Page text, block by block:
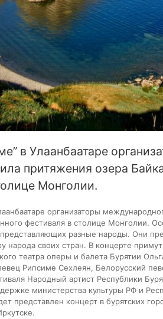
в Улаанбаатаре
притяжения озера
Монголии.
организаторы
фестиваля в столице Монголии.
представляющих разные народы. Они
народа своих стран. В концерте
театра оперы и балета Бурятии
Рипсиме Сехлеян, Белорусский
Народный артист Республики
министерства культуры РФ и
представлен концерт в бурятских